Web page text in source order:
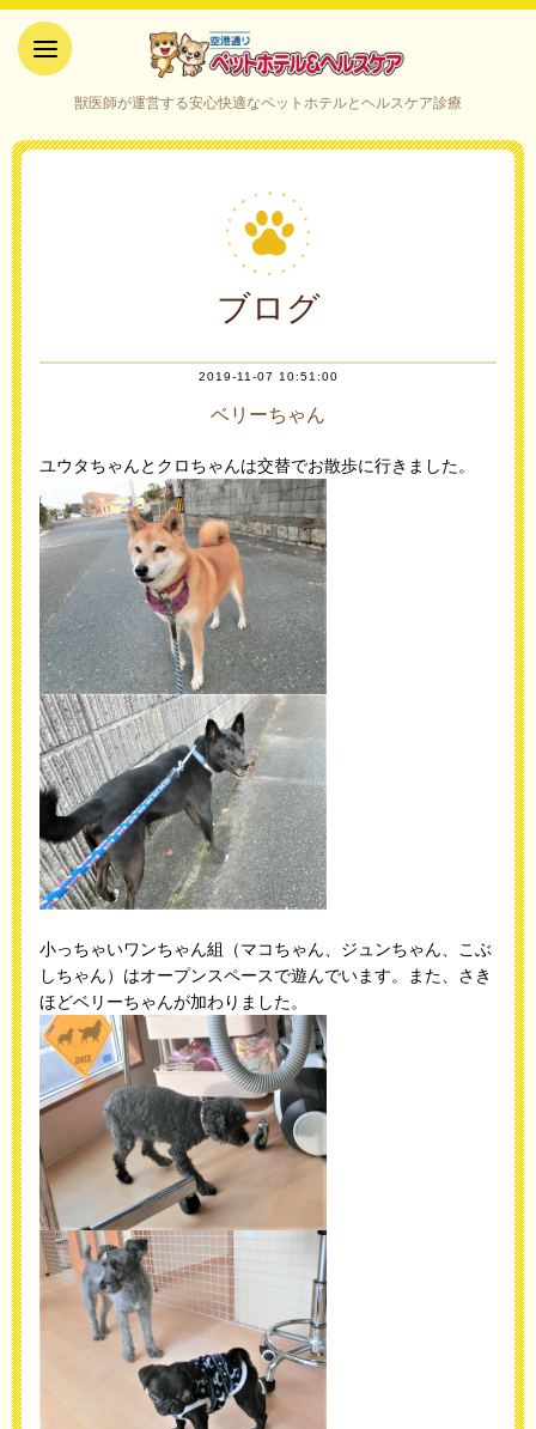
ケア｜山口県宇部市
獣医師が運営する安心快適なペットホテルとヘルスケア診療
ブログ
2019-11-07 10:51:00
ベリーちゃん
ユウタちゃんとクロちゃんは交替でお散歩に行きました。
小っちゃいワンちゃん組（マコちゃん、ジュンちゃん、こぶ
しちゃん）はオープンスペースで遊んでいます。また、さき
ほどベリーちゃんが加わりました。